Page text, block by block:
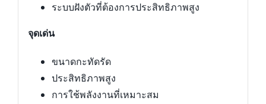
ระบบฝังตัวที่ต้องการประสิทธิภาพสูง
จุดเด่น
ขนาดกะทัดรัด
ประสิทธิภาพสูง
การใช้พลังงานที่เหมาะสม